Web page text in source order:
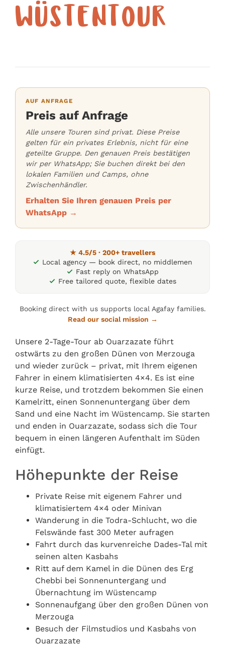
WÜSTENTOUR
AUF ANFRAGE
Preis auf Anfrage
Alle unsere Touren sind privat. Diese Preise
gelten für ein privates Erlebnis, nicht für eine
geteilte Gruppe. Den genauen Preis bestätigen
wir per WhatsApp; Sie buchen direkt bei den
lokalen Familien und Camps, ohne
Zwischenhändler.
Erhalten Sie Ihren genauen Preis per
WhatsApp →
★ 4.5/5 · 200+ travellers
Local agency — book direct, no middlemen
Fast reply on WhatsApp
Free tailored quote, flexible dates
Booking direct with us supports local Agafay families.
Read our social mission →
Unsere 2-Tage-Tour ab Ouarzazate führt
ostwärts zu den großen Dünen von Merzouga
und wieder zurück – privat, mit Ihrem eigenen
Fahrer in einem klimatisierten 4×4. Es ist eine
kurze Reise, und trotzdem bekommen Sie einen
Kamelritt, einen Sonnenuntergang über dem
Sand und eine Nacht im Wüstencamp. Sie starten
und enden in Ouarzazate, sodass sich die Tour
bequem in einen längeren Aufenthalt im Süden
einfügt.
Höhepunkte der Reise
Private Reise mit eigenem Fahrer und
klimatisiertem 4×4 oder Minivan
Wanderung in die Todra-Schlucht, wo die
Felswände fast 300 Meter aufragen
Fahrt durch das kurvenreiche Dades-Tal mit
seinen alten Kasbahs
Ritt auf dem Kamel in die Dünen des Erg
Chebbi bei Sonnenuntergang und
Übernachtung im Wüstencamp
Sonnenaufgang über den großen Dünen von
Merzouga
Besuch der Filmstudios und Kasbahs von
Ouarzazate